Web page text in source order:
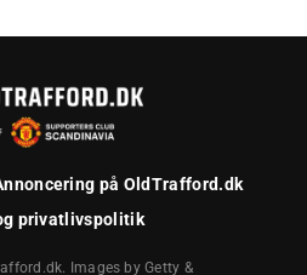
på OldTrafford.dk
privatlivspolitik
Images by Getty &